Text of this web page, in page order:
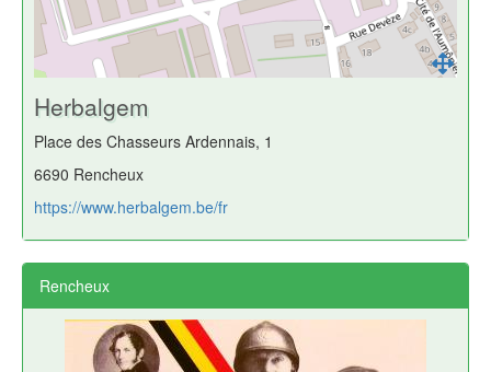
Herbalgem
Place des Chasseurs Ardennais, 1
6690 Rencheux
https://www.herbalgem.be/fr
Rencheux